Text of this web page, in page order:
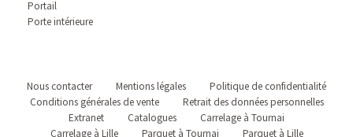
Portail
Porte intérieure
Nous contacter Mentions légales
Politique de confidentialité
Conditions générales de vente
Retrait des données personnelles
Extranet
Catalogues
Carrelage à Tournai
Carrelage à Lille
Parquet à Tournai Parquet à Lille